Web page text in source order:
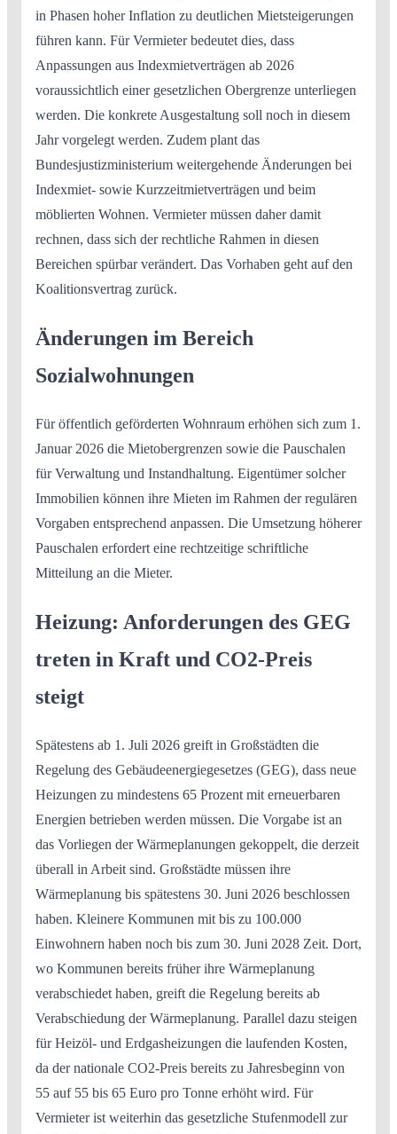
in Phasen hoher Inflation zu deutlichen Mietsteigerungen
führen kann. Für Vermieter bedeutet dies, dass
Anpassungen aus Indexmietverträgen ab 2026
voraussichtlich einer gesetzlichen Obergrenze unterliegen
werden. Die konkrete Ausgestaltung soll noch in diesem
Jahr vorgelegt werden. Zudem plant das
Bundesjustizministerium weitergehende Änderungen bei
Indexmiet- sowie Kurzzeitmietverträgen und beim
möblierten Wohnen. Vermieter müssen daher damit
rechnen, dass sich der rechtliche Rahmen in diesen
Bereichen spürbar verändert. Das Vorhaben geht auf den
Koalitionsvertrag zurück.
Änderungen im Bereich
Sozialwohnungen
Für öffentlich geförderten Wohnraum erhöhen sich zum 1.
Januar 2026 die Mietobergrenzen sowie die Pauschalen
für Verwaltung und Instandhaltung. Eigentümer solcher
Immobilien können ihre Mieten im Rahmen der regulären
Vorgaben entsprechend anpassen. Die Umsetzung höherer
Pauschalen erfordert eine rechtzeitige schriftliche
Mitteilung an die Mieter.
Heizung: Anforderungen des GEG
treten in Kraft und CO2-Preis
steigt
Spätestens ab 1. Juli 2026 greift in Großstädten die
Regelung des Gebäudeenergiegesetzes (GEG), dass neue
Heizungen zu mindestens 65 Prozent mit erneuerbaren
Energien betrieben werden müssen. Die Vorgabe ist an
das Vorliegen der Wärmeplanungen gekoppelt, die derzeit
überall in Arbeit sind. Großstädte müssen ihre
Wärmeplanung bis spätestens 30. Juni 2026 beschlossen
haben. Kleinere Kommunen mit bis zu 100.000
Einwohnern haben noch bis zum 30. Juni 2028 Zeit. Dort,
wo Kommunen bereits früher ihre Wärmeplanung
verabschiedet haben, greift die Regelung bereits ab
Verabschiedung der Wärmeplanung. Parallel dazu steigen
für Heizöl- und Erdgasheizungen die laufenden Kosten,
da der nationale CO2-Preis bereits zu Jahresbeginn von
55 auf 55 bis 65 Euro pro Tonne erhöht wird. Für
Vermieter ist weiterhin das gesetzliche Stufenmodell zur